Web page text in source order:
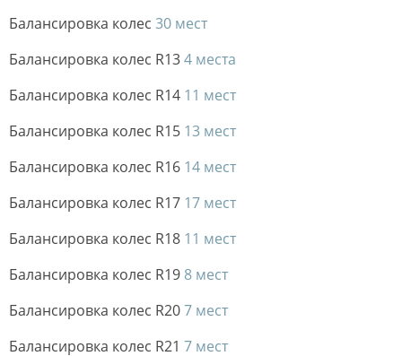
Балансировка колес 30 мест
Балансировка колес R13 4 места
Балансировка колес R14 11 мест
Балансировка колес R15 13 мест
Балансировка колес R16 14 мест
Балансировка колес R17 17 мест
Балансировка колес R18 11 мест
Балансировка колес R19 8 мест
Балансировка колес R20 7 мест
Балансировка колес R21 7 мест